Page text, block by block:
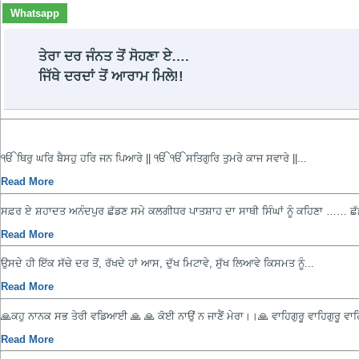
Whatsapp
ਤੇਰਾ ਦਰ ਜੰਨਤ ਤੋਂ ਸੋਹਣਾ ਏ….
ਜਿੱਥੇ ਦਰਦਾਂ ਤੋਂ ਆਰਾਮ ਮਿਲੇ!!
ੴ ਥਿਰੁ ਘਰਿ ਬੈਸਹੁ ਹਰਿ ਜਨ ਪਿਆਰੇ || ੴ ੴ ਸਤਿਗੁਰਿ ਤੁਮਰੇ ਕਾਜ ਸਵਾਰੇ ||...
Read More
ਸਫ਼ਰ ਏ ਸ਼ਹਾਦਤ ਅਨੰਦਪੁਰ ਛੱਡਣ ਸਮੇ ਕਲਗੀਧਰ ਪਾਤਸ਼ਾਹ ਦਾ ਸਾਥੀ ਸਿੰਘਾਂ ਨੂੰ ਕਹਿਣਾ ……
Read More
ਉਸਦੇ ਹੀ ਇੱਕ ਸੱਚੇ ਦਰ ਤੋਂ, ਰੱਖਦੇ ਹਾਂ ਆਸ, ਦੁੱਖ ਮਿਟਾਵੇ, ਸੁੱਖ ਲਿਆਵੇ ਕਿਸਮਤ ਨੂੰ...
Read More
🙏ਕਹੁ ਨਾਨਕ ਸਭ ਤੇਰੀ ਵਡਿਆਈ 🙏 🙏 ਕੋਈ ਨਾਉਂ ਨ ਜਾਣੈਂ ਮੇਰਾ।।🙏 ਵਾਹਿਗੁਰੂ ਵਾਹਿਗੁਰੂ
Read More